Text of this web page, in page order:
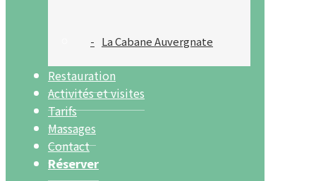
La Cabane Auvergnate
Restauration
Activités et visites
Tarifs
Massages
Contact
Réserver